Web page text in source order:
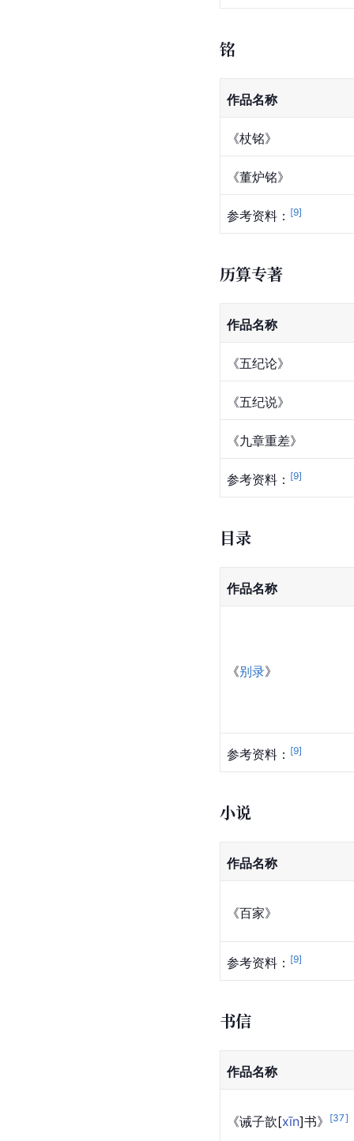
铭
作品名称
《杖铭》
《董炉铭》
参考资料： [9]
历算专著
作品名称
《五纪论》
《五纪说》
《九章重差》
参考资料： [9]
目录
作品名称
《别录》
参考资料： [9]
小说
作品名称
《百家》
参考资料： [9]
书信
作品名称
《诫子歆[xīn]书》 [37]